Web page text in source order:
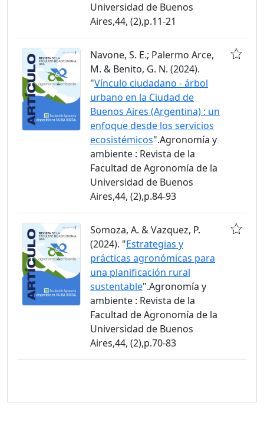
Universidad de Buenos
Aires,44, (2),p.11-21
Navone, S. E.; Palermo Arce,
M. & Benito, G. N. (2024).
"Vínculo ciudadano - árbol
urbano en la Ciudad de
Buenos Aires (Argentina) : un
enfoque desde los servicios
ecosistémicos".Agronomía y
ambiente : Revista de la
Facultad de Agronomía de la
Universidad de Buenos
Aires,44, (2),p.84-93
Somoza, A. & Vazquez, P.
(2024). "Estrategias y
prácticas agronómicas para
una planificación rural
sustentable".Agronomía y
ambiente : Revista de la
Facultad de Agronomía de la
Universidad de Buenos
Aires,44, (2),p.70-83